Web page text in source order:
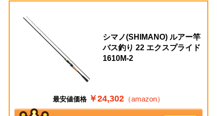
シマノ(SHIMANO) ルアー竿
バス釣り 22 エクスプライド
1610M-2
最安値価格 ￥24,302 （amazon）